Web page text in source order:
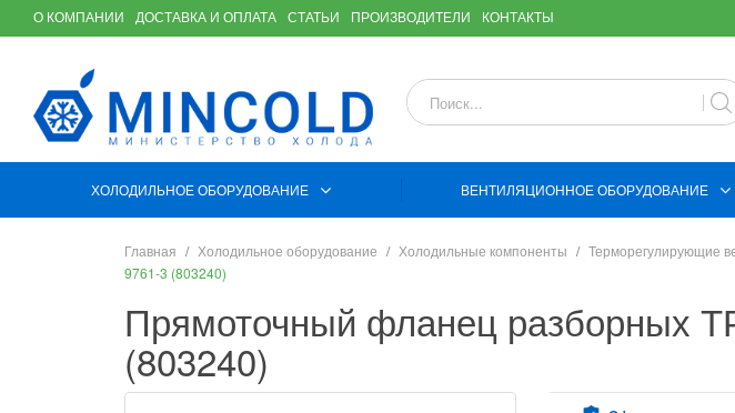
О КОМПАНИИ ДОСТАВКА И ОПЛАТА СТАТЬИ ПРОИЗВОДИТЕЛИ КОНТАКТЫ
ХОЛОДИЛЬНОЕ ОБОРУДОВАНИЕ ВЕНТИЛЯЦИОННОЕ ОБОРУДОВАНИЕ
Главная Холодильное оборудование Холодильные компоненты Терморегулирующие
9761-3 (803240)
Прямоточный фланец разборных
(803240)